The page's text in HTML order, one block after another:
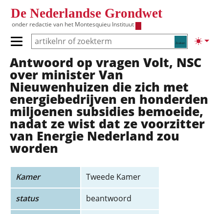
De Nederlandse Grondwet
onder redactie van het Montesquieu Instituut
Zoeken
Primair menu tonen/verbergen
Hoofdnavigatie
Antwoord op vragen Volt, NSC
over minister Van
Nieuwenhuizen die zich met
energiebedrijven en honderden
miljoenen subsidies bemoeide,
nadat ze wist dat ze voorzitter
van Energie Nederland zou
worden
Kamer
Tweede Kamer
status
beantwoord